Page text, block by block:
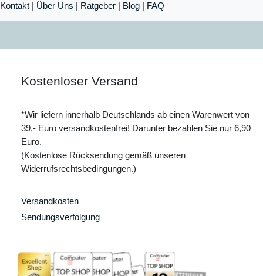
Kontakt | Über Uns | Ratgeber | Blog | FAQ
Kostenloser Versand
*Wir liefern innerhalb Deutschlands ab einen Warenwert von
39,- Euro versandkostenfrei! Darunter bezahlen Sie nur 6,90
Euro.
(Kostenlose Rücksendung gemäß unseren
Widerrufsrechtsbedingungen.)
Versandkosten
Sendungsverfolgung